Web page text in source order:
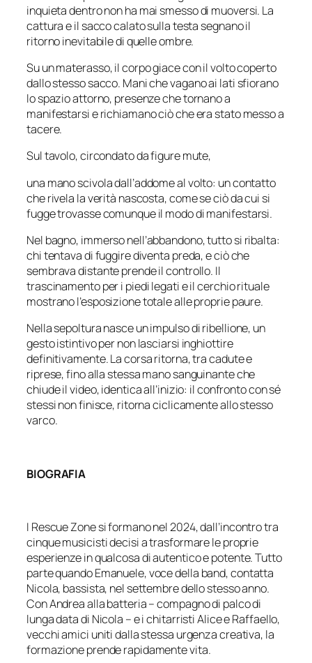
inquieta dentro non ha mai smesso di muoversi. La
cattura e il sacco calato sulla testa segnano il
ritorno inevitabile di quelle ombre.
Su un materasso, il corpo giace con il volto coperto
dallo stesso sacco. Mani che vagano ai lati sfiorano
lo spazio attorno, presenze che tornano a
manifestarsi e richiamano ciò che era stato messo a
tacere.
Sul tavolo, circondato da figure mute,
una mano scivola dall’addome al volto: un contatto
che rivela la verità nascosta, come se ciò da cui si
fugge trovasse comunque il modo di manifestarsi.
Nel bagno, immerso nell’abbandono, tutto si ribalta:
chi tentava di fuggire diventa preda, e ciò che
sembrava distante prende il controllo. Il
trascinamento per i piedi legati e il cerchio rituale
mostrano l’esposizione totale alle proprie paure.
Nella sepoltura nasce un impulso di ribellione, un
gesto istintivo per non lasciarsi inghiottire
definitivamente. La corsa ritorna, tra cadute e
riprese, fino alla stessa mano sanguinante che
chiude il video, identica all’inizio: il confronto con sé
stessi non finisce, ritorna ciclicamente allo stesso
varco.
BIOGRAFIA
I Rescue Zone si formano nel 2024, dall’incontro tra
cinque musicisti decisi a trasformare le proprie
esperienze in qualcosa di autentico e potente. Tutto
parte quando Emanuele, voce della band, contatta
Nicola, bassista, nel settembre dello stesso anno.
Con Andrea alla batteria – compagno di palco di
lunga data di Nicola – e i chitarristi Alice e Raffaello,
vecchi amici uniti dalla stessa urgenza creativa, la
formazione prende rapidamente vita.